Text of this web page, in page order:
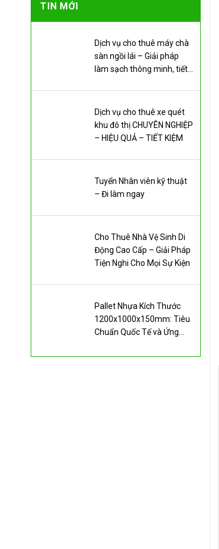
TIN MỚI
Dịch vụ cho thuê máy chà
sàn ngồi lái – Giải pháp
làm sạch thông minh, tiết
Dịch vụ cho thuê xe quét
khu đô thị CHUYÊN NGHIỆP
– HIỆU QUẢ – TIẾT KIỆM
Tuyển Nhân viên kỹ thuật
– Đi làm ngay
Cho Thuê Nhà Vệ Sinh Di
Động Cao Cấp – Giải Pháp
Tiện Nghi Cho Mọi Sự Kiện
Pallet Nhựa Kích Thước
1200x1000x150mm: Tiêu
Chuẩn Quốc Tế và Ứng